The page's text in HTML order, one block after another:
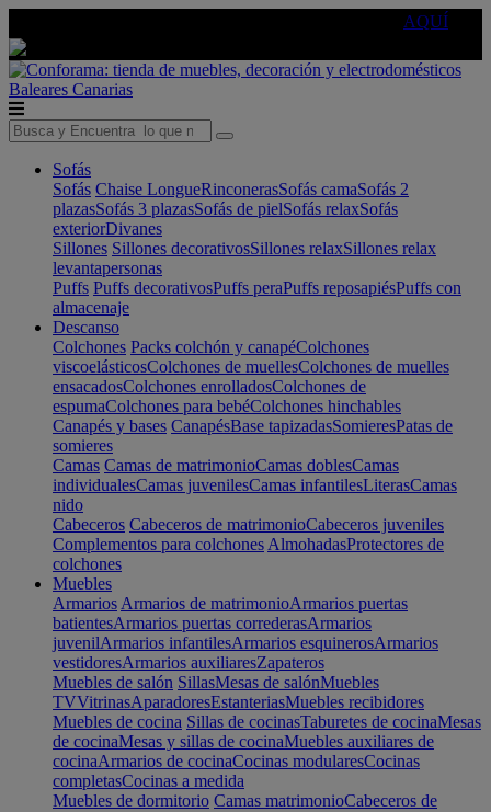
AQUÍ
Baleares Canarias
Sofás
Sofás Chaise LongueRinconerasSofás camaSofás 2
plazasSofás 3 plazasSofás de pielSofás relaxSofás
exteriorDivanes
Sillones Sillones decorativosSillones relaxSillones relax
levantapersonas
Puffs Puffs decorativosPuffs peraPuffs reposapiésPuffs con
almacenaje
Descanso
Colchones Packs colchón y canapéColchones
viscoelásticosColchones de muellesColchones de muelles
ensacadosColchones enrolladosColchones de
espumaColchones para bebéColchones hinchables
Canapés y bases CanapésBase tapizadasSomieresPatas de
somieres
Camas Camas de matrimonioCamas doblesCamas
individualesCamas juvenilesCamas infantilesLiterasCamas
nido
Cabeceros Cabeceros de matrimonioCabeceros juveniles
Complementos para colchones AlmohadasProtectores de
colchones
Muebles
Armarios Armarios de matrimonioArmarios puertas
batientesArmarios puertas correderasArmarios
juvenilArmarios infantilesArmarios esquinerosArmarios
vestidoresArmarios auxiliaresZapateros
Muebles de salón SillasMesas de salónMuebles
TVVitrinasAparadoresEstanteriasMuebles recibidores
Muebles de cocina Sillas de cocinasTaburetes de cocinaMesas
de cocinaMesas y sillas de cocinaMuebles auxiliares de
cocinaArmarios de cocinaCocinas modularesCocinas
completasCocinas a medida
Muebles de dormitorio Camas matrimonioCabeceros de